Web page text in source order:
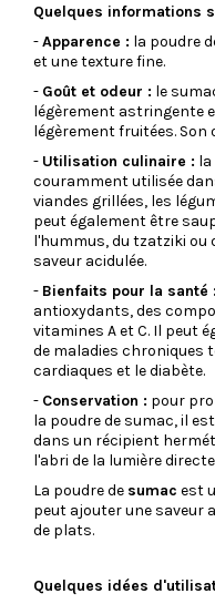
Quelques informations
-Apparence : la poudre
et une texture fine.
- Goût et odeur : le
légèrement astringente
légèrement fruitées.
- Utilisation culinaire : la
couramment utilisée
viandes grillées, les
peut également être
l'hummus, du tzatziki ou
saveur acidulée.
- Bienfaits pour la santé :
antioxydants, des
vitamines A et C. Il peut
de maladies chroniques
cardiaques et le diabète.
- Conservation : pour
la poudre de sumac, il
dans un récipient
l'abri de la lumière
La poudre de sumac est
peut ajouter une saveur
de plats.
Quelques idées